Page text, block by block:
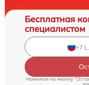
Бесплатная
специалистом
Нажимая на кнопку